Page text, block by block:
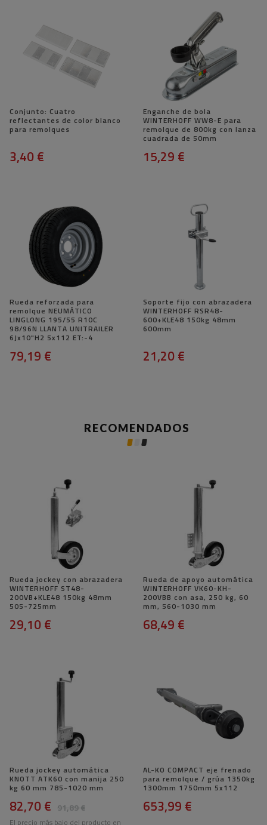
Conjunto: Cuatro
reflectantes de color blanco
para remolques
3,40 €
Enganche de bola
WINTERHOFF WW8-E para
remolque de 800kg con lanza
cuadrada de 50mm
15,29 €
Rueda reforzada para
remolque NEUMÁTICO
LINGLONG 195/55 R10C
98/96N LLANTA UNITRAILER
6Jx10"H2 5x112 ET:-4
79,19 €
Soporte fijo con abrazadera
WINTERHOFF RSR48-
600+KLE48 150kg 48mm
600mm
21,20 €
RECOMENDADOS
Rueda jockey con abrazadera
WINTERHOFF ST48-
200VB+KLE48 150kg 48mm
505-725mm
29,10 €
Rueda de apoyo automática
WINTERHOFF VK60-KH-
200VBB con asa, 250 kg, 60
mm, 560-1030 mm
68,49 €
Rueda jockey automática
KNOTT ATK60 con manija 250
kg 60 mm 785-1020 mm
91,89 €
82,70 €
El precio más bajo del producto en
AL-KO COMPACT eje frenado
para remolque / grúa 1350kg
1300mm 1750mm 5x112
653,99 €